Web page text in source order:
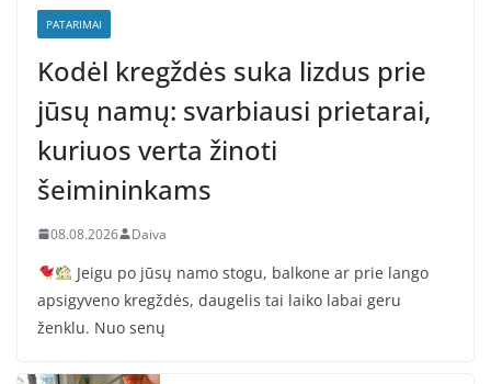
PATARIMAI
Kodėl kregždės suka lizdus prie
jūsų namų: svarbiausi prietarai,
kuriuos verta žinoti
šeimininkams
08.08.2026 Daiva
Jeigu po jūsų namo stogu, balkone ar prie lango
apsigyveno kregždės, daugelis tai laiko labai geru
ženklu. Nuo senų